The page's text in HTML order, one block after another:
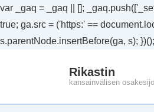
var _gaq = _gaq || [];
true; ga.src = ('https:' ==
s.parentNode.insertBefore(ga, s); })();
Rikastin
kansainvälisen